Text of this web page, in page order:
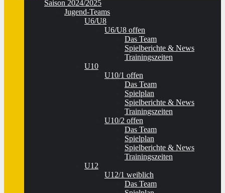
Saison 2024/2025
Jugend-Teams
U6/U8
U6/U8 offen
Das Team
Spielberichte & News
Trainingszeiten
U10
U10/1 offen
Das Team
Spielplan
Spielberichte & News
Trainingszeiten
U10/2 offen
Das Team
Spielplan
Spielberichte & News
Trainingszeiten
U12
U12/1 weiblich
Das Team